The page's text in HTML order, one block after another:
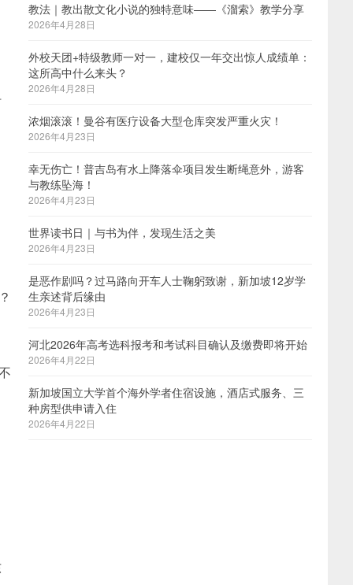
教法｜教出散文化小说的独特意味——《溜索》教学分享
2026年4月28日
外校天团+特级教师一对一，建校仅一年交出惊人成绩单：
这所高中什么来头？
2026年4月28日
浓烟滚滚！曼谷有医疗设备大型仓库突发严重火灾！
2026年4月23日
幸无伤亡！普吉岛有水上降落伞项目发生断绳意外，游客
与教练坠海！
2026年4月23日
世界读书日｜与书为伴，发现生活之美
2026年4月23日
是恶作剧吗？过马路向开车人士鞠躬致谢，新加坡12岁学
生亲述背后缘由
2026年4月23日
河北2026年高考选科报考和考试科目确认及缴费即将开始
2026年4月22日
新加坡国立大学首个海外学者住宿设施，酒店式服务、三
种房型供申请入住
2026年4月22日